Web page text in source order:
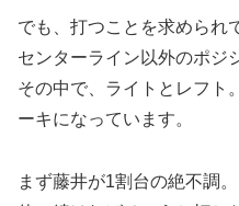
でも、打つことを求められ
センターライン以外のポジ
その中で、ライトとレフト
ーキになっています。
まず藤井が1割台の絶不調。